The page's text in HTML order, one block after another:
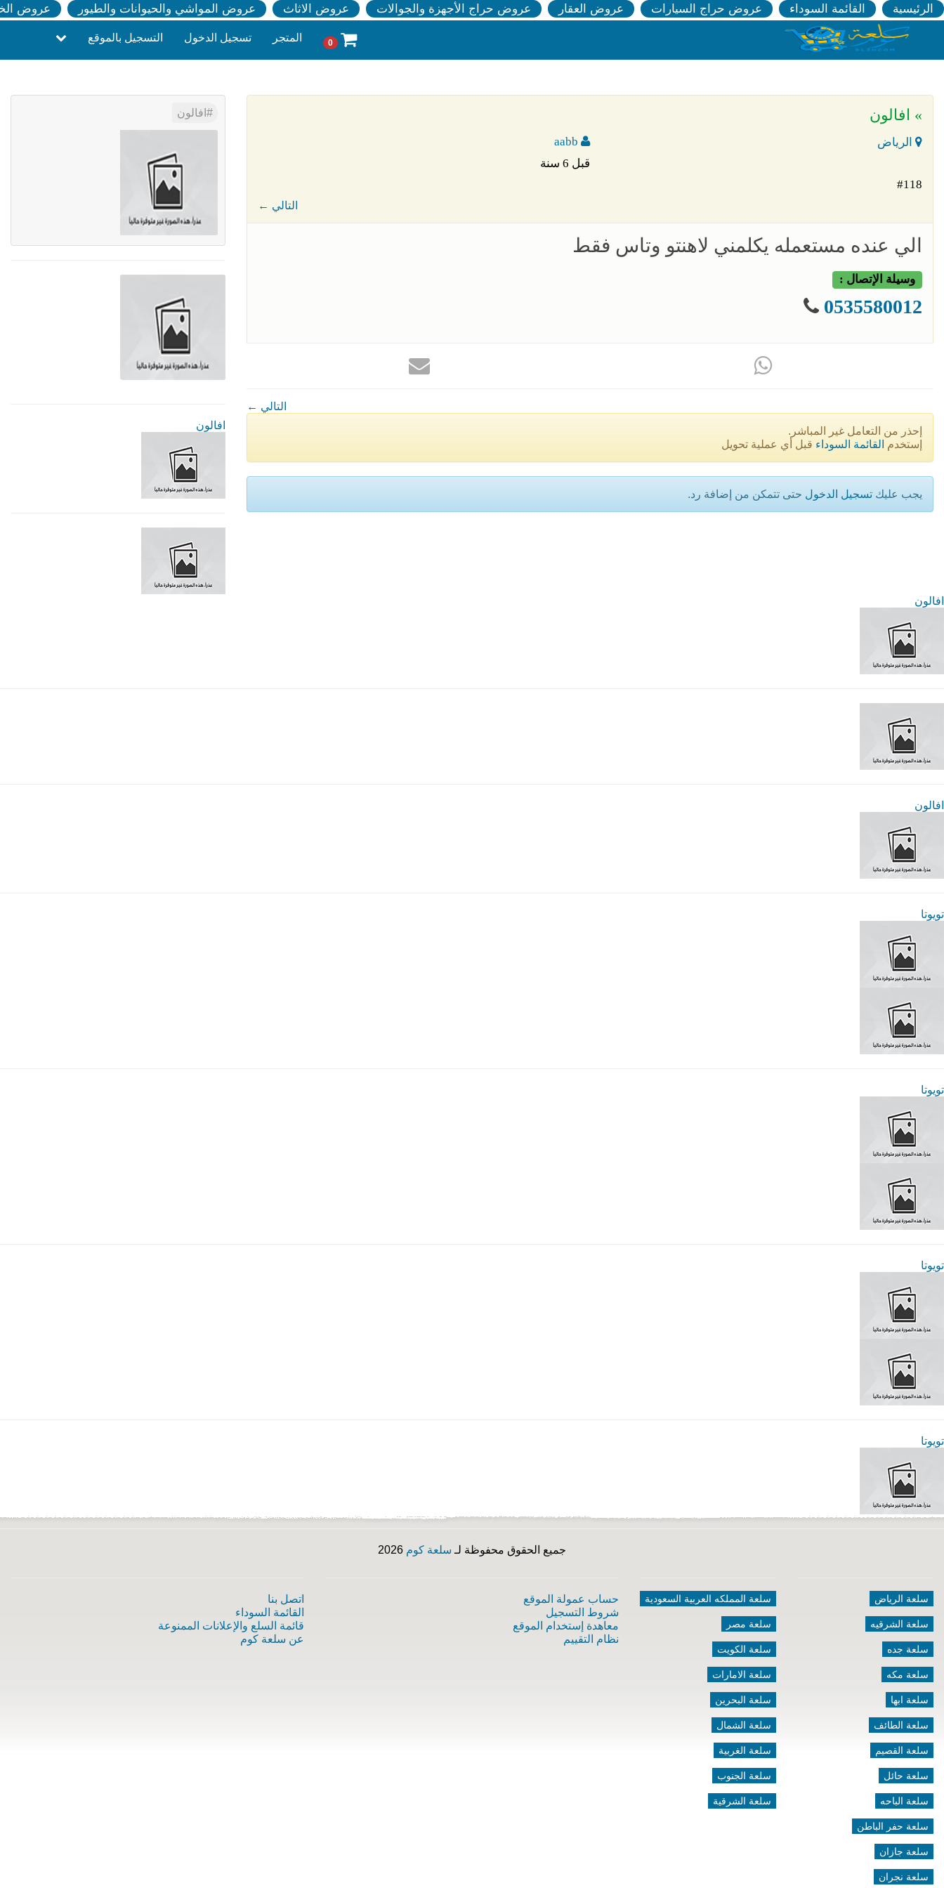
الرئيسية القائمة السوداء عروض حراج السيارات عروض العقار عروض حراج الأجهزة والجوالات عروض الاثاث عروض المواشي والحيوانات والطيور عروض
0 المتجر تسجيل الدخول التسجيل بالموقع
» افالون
الرياض
قبل 6 سنة
#118
← التالي
الي عنده مستعمله يكلمني لاهنتو وتاس فقط
وسيلة الإتصال :
0535580012
← التالي
إحذر من التعامل غير المباشر.
إستخدم القائمة السوداء قبل أي عملية تحويل
يجب عليك تسجيل الدخول حتى تتمكن من إضافة رد.
افالون
افالون
افالون
افالون
تويوتا
تويوتا
تويوتا
تويوتا
جميع الحقوق محفوظة لـ سلعة كوم
سلعة الرياض
سلعة الشرقيه
سلعة جده
سلعة مكه
سلعة ابها
سلعة الطائف
سلعة القصيم
سلعة حائل
سلعة الباحه
سلعة حفر الباطن
سلعة جازان
سلعة نجران
سلعة المملكه العربية السعودية
سلعة مصر
سلعة الكويت
سلعة الامارات
سلعة البحرين
سلعة الشمال
سلعة الغربية
سلعة الجنوب
سلعة الشرقية
حساب عمولة الموقع
شروط التسجيل
معاهدة إستخدام الموقع
نظام التقييم
اتصل بنا
القائمة السوداء
قائمة السلع والإعلانات الممنوعة
عن سلعة كوم